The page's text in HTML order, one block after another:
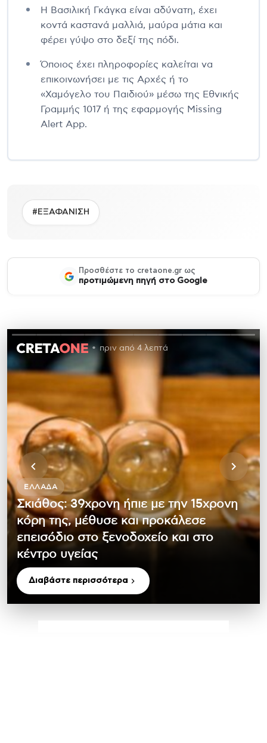
Η Βασιλική Γκάγκα είναι αδύνατη, έχει
κοντά καστανά μαλλιά, μαύρα μάτια και
φέρει γύψο στο δεξί της πόδι.
Όποιος έχει πληροφορίες καλείται να
επικοινωνήσει με τις Αρχές ή το
«Χαμόγελο του Παιδιού» μέσω της Εθνικής
Γραμμής 1017 ή της εφαρμογής Missing
Alert App.
#ΕΞΑΦΑΝΙΣΗ
Προσθέστε το cretaone.gr ως
προτιμώμενη πηγή στο Google
πριν από 4 λεπτά
ΕΛΛΆΔΑ
Σκιάθος: 39χρονη ήπιε με την 15χρονη
κόρη της, μέθυσε και προκάλεσε
επεισόδιο στο ξενοδοχείο και στο
κέντρο υγείας
Διαβάστε περισσότερα